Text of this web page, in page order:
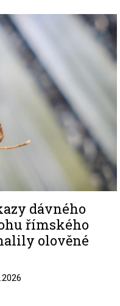
dávného
římského
olověné